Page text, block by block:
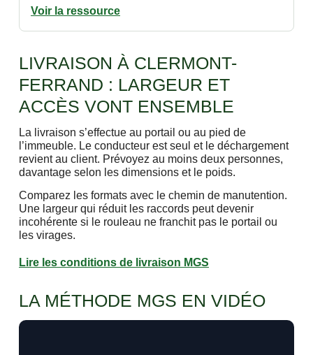
Voir la ressource
LIVRAISON À CLERMONT-
FERRAND : LARGEUR ET
ACCÈS VONT ENSEMBLE
La livraison s’effectue au portail ou au pied de
l’immeuble. Le conducteur est seul et le déchargement
revient au client. Prévoyez au moins deux personnes,
davantage selon les dimensions et le poids.
Comparez les formats avec le chemin de manutention.
Une largeur qui réduit les raccords peut devenir
incohérente si le rouleau ne franchit pas le portail ou
les virages.
Lire les conditions de livraison MGS
LA MÉTHODE MGS EN VIDÉO